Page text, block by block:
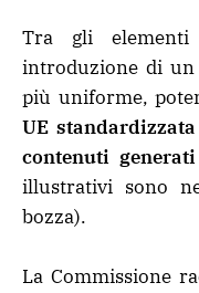
Tra gli
introduzione di un
più uniforme,
UE
contenuti generati
illustrativi sono
bozza).
La Commissione